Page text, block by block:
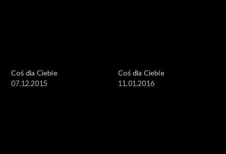
Coś dla Ciebie
07.12.2015
Coś dla Ciebie
11.01.2016